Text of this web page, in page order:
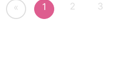
« 1 2 3